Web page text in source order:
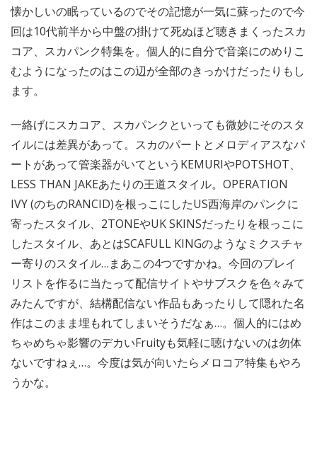
懐かしいの眠っているのでその記憶が一気に蘇ったので今
回は10代前半から中盤の掛けて死ぬほど聴きまくったスカ
コア、スカパンク特集を。個人的に自分で音楽にのめりこ
むようになったのはこの辺が全部のきっかけだったりもし
ます。
一絡げにスカコア、スカパンクといっても微妙にそのスタ
イルには差異があって。スカのパートとメロディアスなパ
ートがあって管楽器がいてというKEMURIやPOTSHOT、
LESS THAN JAKEあたりの王道スタイル。OPERATION
IVY (のちのRANCID)を根っこにしたUS西海岸のパンクに
寄ったスタイル、2TONEやUK SKINSだったりを根っこに
したスタイル、あとはSCAFULL KINGのようなミクスチャ
ー寄りのスタイル…まあこの4つですかね。今回のプレイ
リストを作るに当たって配信サイトやサブスクを色々みて
みたんですが、結構配信ない作品もあったりして隠れた名
作はこのまま埋もれてしまいそうだなぁ…。個人的にはめ
ちゃめちゃ影響のデカいFruityも気軽に聴けないのは勿体
ないですねぇ…。今度は気が向いたらメロコア特集もやろ
うかな。